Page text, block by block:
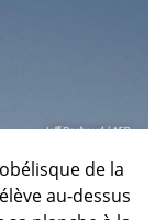
de la
au-dessus